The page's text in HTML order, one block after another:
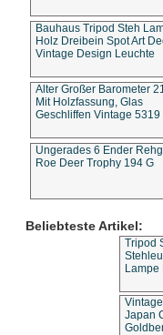
Bauhaus Tripod Steh
Holz Dreibein Spot Art
Vintage Design Leuchte
Alter Großer Barometer
Mit Holzfassung, Glas
Geschliffen Vintage 5319
Ungerades 6 Ender
Roe Deer Trophy 194 G
Beliebteste Artikel:
Tripod
Lampe
Japan